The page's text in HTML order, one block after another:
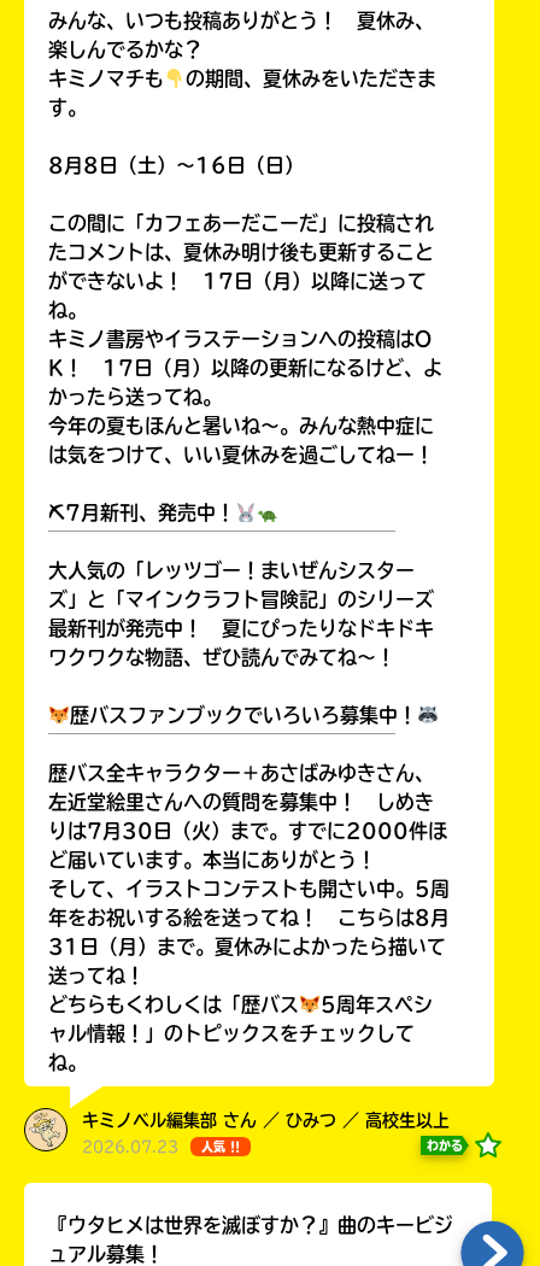
みんな、いつも投稿ありがとう！ 夏休み、
楽しんでるかな？
キミノマチも
の期間、夏休みをいただきま
す。
8月8日（土）～16日（日）
この間に「カフェあーだこーだ」に投稿され
たコメントは、夏休み明け後も更新すること
ができないよ！ 17日（月）以降に送って
ね。
キミノ書房やイラステーションへの投稿はO
K！ 17日（月）以降の更新になるけど、よ
かったら送ってね。
今年の夏もほんと暑いね～。みんな熱中症に
は気をつけて、いい夏休みを過ごしてねー！
⛏7月新刊、発売中！
大人気の「レッツゴー！まいぜんシスター
ズ」と「マインクラフト冒険記」のシリーズ
最新刊が発売中！ 夏にぴったりなドキドキ
ワクワクな物語、ぜひ読んでみてね～！
歴バスファンブックでいろいろ募集中！
歴バス全キャラクター＋あさばみゆきさん、
左近堂絵里さんへの質問を募集中！ しめき
りは7月30日（火）まで。すでに2000件ほ
ど届いています。本当にありがとう！
そして、イラストコンテストも開さい中。5周
年をお祝いする絵を送ってね！ こちらは8月
31日（月）まで。夏休みによかったら描いて
送ってね！
どちらもくわしくは「歴バス
5周年スペシ
ャル情報！」のトピックスをチェックして
ね。
キミノベル編集部 さん ／ ひみつ ／ 高校生以上
2026.07.23 人気 !! わかる
『ウタヒメは世界を滅ぼすか？』曲のキービジ
ュアル募集！